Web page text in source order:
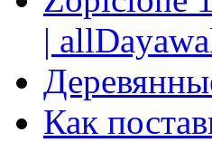
|
Как